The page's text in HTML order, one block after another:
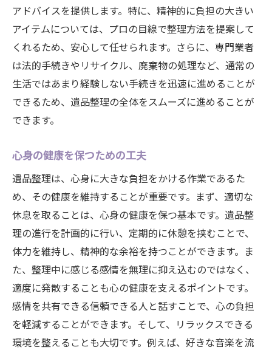
アドバイスを提供します。特に、精神的に負担の大きい
アイテムについては、プロの目線で整理方法を提案して
くれるため、安心して任せられます。さらに、専門業者
は法的手続きやリサイクル、廃棄物の処理など、通常の
生活ではあまり経験しない手続きを迅速に進めることが
できるため、遺品整理の全体をスムーズに進めることが
できます。
心身の健康を保つための工夫
遺品整理は、心身に大きな負担をかける作業であるた
め、その健康を維持することが重要です。まず、適切な
休息を取ることは、心身の健康を保つ基本です。遺品整
理の進行を計画的に行い、定期的に休憩を挟むことで、
体力を維持し、精神的な余裕を持つことができます。ま
た、整理中に感じる感情を無理に抑え込むのではなく、
適度に発散することも心の健康を支えるポイントです。
感情を共有できる信頼できる人と話すことで、心の負担
を軽減することができます。そして、リラックスできる
環境を整えることも大切です。例えば、好きな音楽を流